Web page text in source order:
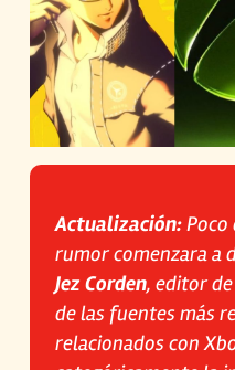
Actualización:Poco
rumor comenzara a
Jez Corden, editor de
de las fuentes más
relacionados con